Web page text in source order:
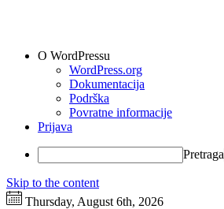
O WordPressu
WordPress.org
Dokumentacija
Podrška
Povratne informacije
Prijava
Pretraga
Skip to the content
Thursday, August 6th, 2026